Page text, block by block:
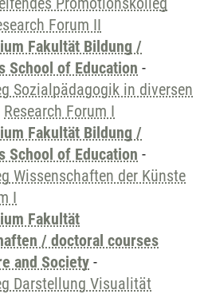
Forum II
Fakultät Bildung /
School of Education -
Sozialpädagogik in diversen
Research Forum I
Fakultät Bildung /
School of Education -
Wissenschaften der Künste
I
Fakultät
/ doctoral courses
and Society -
Darstellung Visualität